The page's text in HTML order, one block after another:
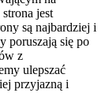
jest
są najbardziej i
poruszają się po
z
ulepszać
przyjazną i